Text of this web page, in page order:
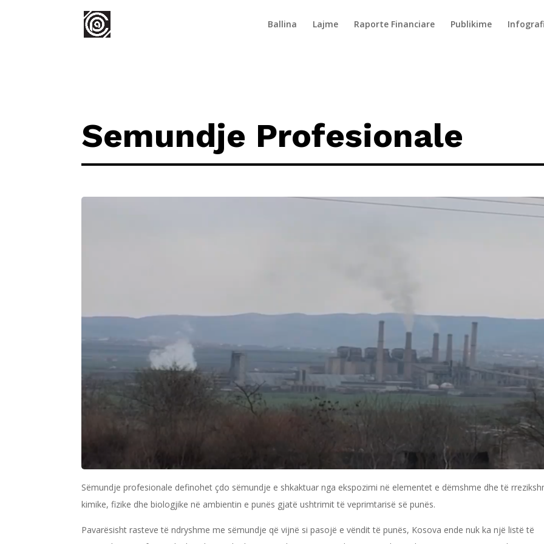
Ballina Lajme Raporte Financiare Publikime
Semundje Profesionale
Sëmundje profesionale definohet çdo sëmundje e shkaktuar nga ekspozimi në elementet e dëmshme dhe të
kimike, fizike dhe biologjike në ambientin e punës gjatë ushtrimit të veprimtarisë së punës.
Pavarësisht rasteve të ndryshme me sëmundje që vijnë si pasojë e vëndit të punës, Kosova ende nuk ka një listë të